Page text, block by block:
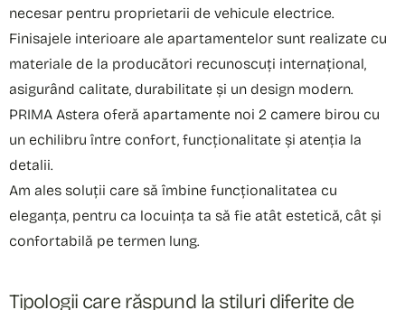
necesar pentru proprietarii de vehicule electrice.
Finisajele interioare ale apartamentelor sunt realizate cu
materiale de la producători recunoscuți internațional,
asigurând calitate, durabilitate și un design modern.
PRIMA Astera oferă apartamente noi 2 camere birou cu
un echilibru între confort, funcționalitate și atenția la
detalii.
Am ales soluții care să îmbine funcționalitatea cu
eleganța, pentru ca locuința ta să fie atât estetică, cât și
confortabilă pe termen lung.
Tipologii care răspund la stiluri diferite de